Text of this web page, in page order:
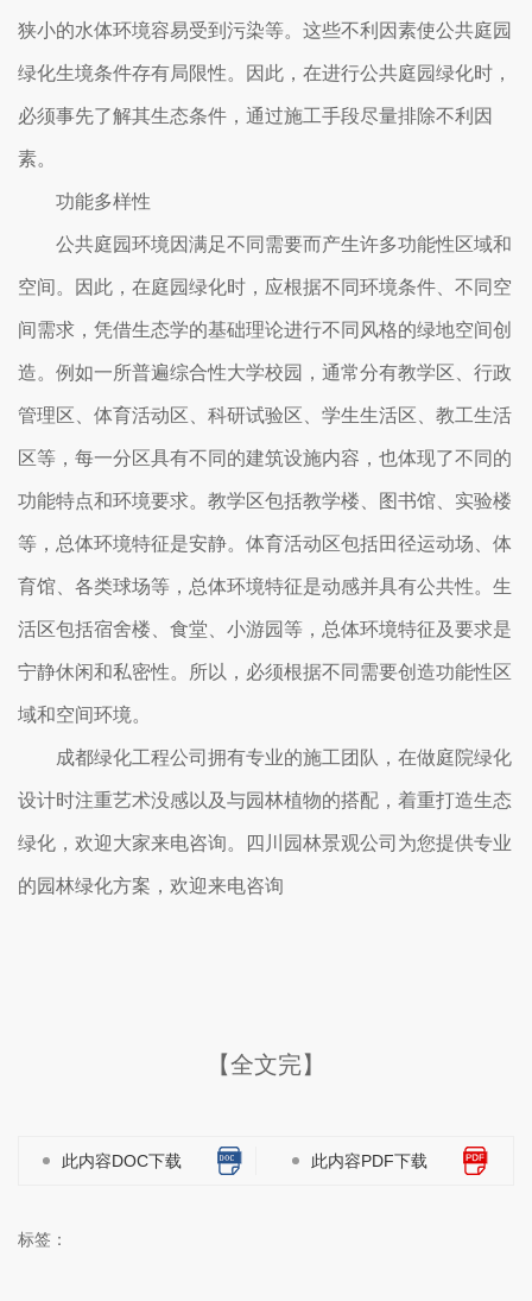
狭小的水体环境容易受到污染等。这些不利因素使公共庭园
绿化生境条件存有局限性。因此，在进行公共庭园绿化时，
必须事先了解其生态条件，通过施工手段尽量排除不利因
素。
功能多样性
公共庭园环境因满足不同需要而产生许多功能性区域和
空间。因此，在庭园绿化时，应根据不同环境条件、不同空
间需求，凭借生态学的基础理论进行不同风格的绿地空间创
造。例如一所普遍综合性大学校园，通常分有教学区、行政
管理区、体育活动区、科研试验区、学生生活区、教工生活
区等，每一分区具有不同的建筑设施内容，也体现了不同的
功能特点和环境要求。教学区包括教学楼、图书馆、实验楼
等，总体环境特征是安静。体育活动区包括田径运动场、体
育馆、各类球场等，总体环境特征是动感并具有公共性。生
活区包括宿舍楼、食堂、小游园等，总体环境特征及要求是
宁静休闲和私密性。所以，必须根据不同需要创造功能性区
域和空间环境。
成都绿化工程公司拥有专业的施工团队，在做庭院绿化
设计时注重艺术没感以及与园林植物的搭配，着重打造生态
绿化，欢迎大家来电咨询。四川园林景观公司为您提供专业
的园林绿化方案，欢迎来电咨询
【全文完】
此内容DOC下载 此内容PDF下载
标签：